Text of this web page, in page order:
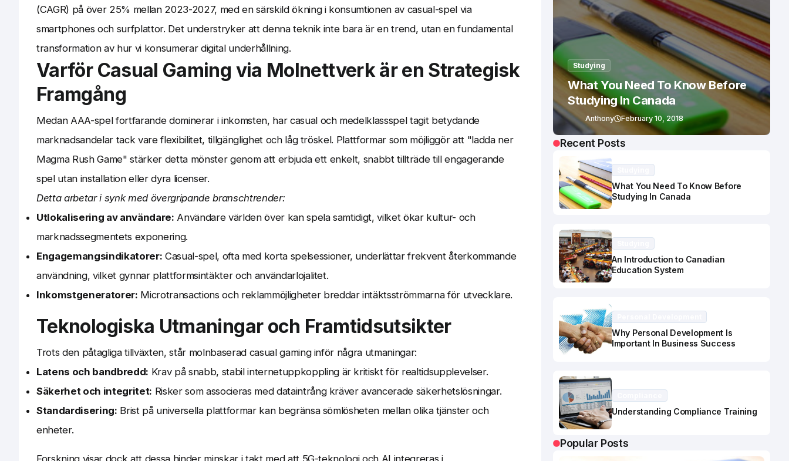
(CAGR) på över 25% mellan 2023-2027, med en särskild ökning i konsumtionen av casual-spel via
smartphones och surfplattor. Det understryker att denna teknik inte bara är en trend, utan en fundamental
transformation av hur vi konsumerar digital underhållning.
Varför Casual Gaming via Molnettverk är en Strategisk
Framgång
Medan AAA-spel fortfarande dominerar i inkomsten, har casual och medelklassspel tagit betydande
marknadsandelar tack vare flexibilitet, tillgänglighet och låg tröskel. Plattformar som möjliggör att "ladda ner
Magma Rush Game" stärker detta mönster genom att erbjuda ett enkelt, snabbt tillträde till engagerande
spel utan installation eller dyra licenser.
Detta arbetar i synk med övergripande branschtrender:
Utlokalisering av användare: Användare världen över kan spela samtidigt, vilket ökar kultur- och
marknadssegmentets exponering.
Engagemangsindikatorer: Casual-spel, ofta med korta spelsessioner, underlättar frekvent återkommande
användning, vilket gynnar plattformsintäkter och användarlojalitet.
Inkomstgeneratorer: Microtransactions och reklammöjligheter breddar intäktsströmmarna för utvecklare.
Teknologiska Utmaningar och Framtidsutsikter
Trots den påtagliga tillväxten, står molnbaserad casual gaming inför några utmaningar:
Latens och bandbredd: Krav på snabb, stabil internetuppkoppling är kritiskt för realtidsupplevelser.
Säkerhet och integritet: Risker som associeras med dataintrång kräver avancerade säkerhetslösningar.
Standardisering: Brist på universella plattformar kan begränsa sömlösheten mellan olika tjänster och
enheter.
Studying
What You Need To Know Before
Studying In Canada
Anthony February 10, 2018
Recent Posts
What You Need To Know Before
Studying In Canada
An Introduction to Canadian
Education System
Why Personal Development Is
Important In Business Success
Understanding Compliance Training
Popular Posts